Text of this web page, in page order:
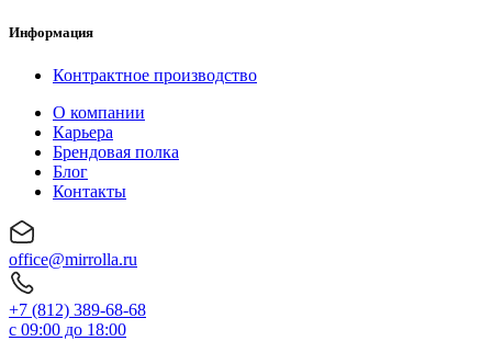
Информация
Контрактное производство
О компании
Карьера
Брендовая полка
Блог
Контакты
office@mirrolla.ru
+7 (812) 389-68-68
с 09:00 до 18:00